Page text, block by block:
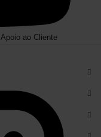
Apoio ao Cliente